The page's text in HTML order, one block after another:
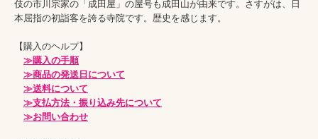
伎の市川宗家の「成田屋」の屋号も成田山が由来です。さすがは、日
本屈指の初詣客を誇る寺院です。歴史を感じます。
【購入のヘルプ】
≫購入の手順
≫商品の発送日について
≫送料について
≫支払方法・振り込み先について
≫お問い合わせ